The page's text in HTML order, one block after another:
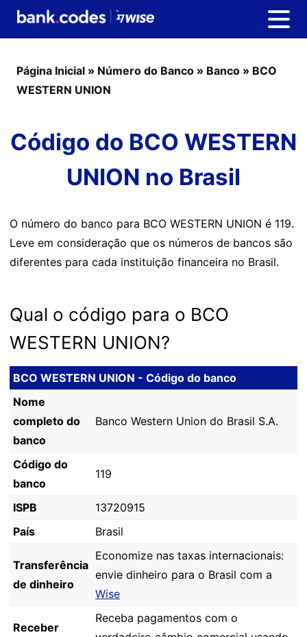
Página Inicial » Número do Banco » Banco » BCO
WESTERN UNION
Código do BCO WESTERN
UNION no Brasil
O número do banco para BCO WESTERN UNION é 119.
Leve em consideração que os números de bancos são
diferentes para cada instituição financeira no Brasil.
Qual o código para o BCO
WESTERN UNION?
BCO WESTERN UNION - Código do banco
Nome
completo do
banco
Banco Western Union do Brasil S.A.
Código do
banco
119
ISPB
13720915
País
Brasil
Transferência
de dinheiro
Economize nas taxas internacionais:
envie dinheiro para o Brasil com a
Wise
Receber
Receba pagamentos com o